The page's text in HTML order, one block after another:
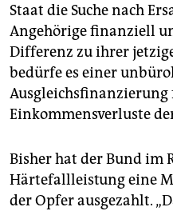
Staat die Suche nach
Angehörige finanziell
Differenz zu ihrer
bedürfe es einer
Ausgleichsfinanzierung
Einkommensverluste
Bisher hat der Bund im
Härtefallleistung eine
der Opfer ausgezahlt.